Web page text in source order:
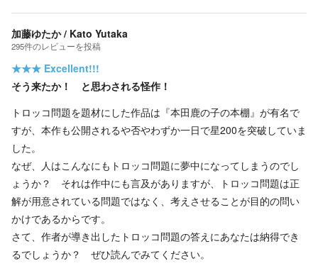
加藤ゆたか / Kato Yutaka
295件のレビューを投稿
★★★ Excellent!!!
そう来たか！ と思わされる怪作！
トロッコ問題を題材にした作品は『本田鹿の子の本棚』が有名で
すが、本作も公開されるや否やわずか一日で星200を突破していま
した。
なぜ、人はこんなにもトロッコ問題に夢中になってしまうのでし
ょうか？ それは作中にも言及がありますが、トロッコ問題は正
解が用意されている問題ではなく、考えさせることが目的の問い
かけであるからです。
さて、作者が導き出したトロッコ問題の答えにあなたは納得でき
るでしょうか？ ぜひ読んでみてください。